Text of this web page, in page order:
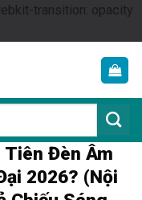
transition: opacity
Tiên Đèn Âm
2026? (Nội